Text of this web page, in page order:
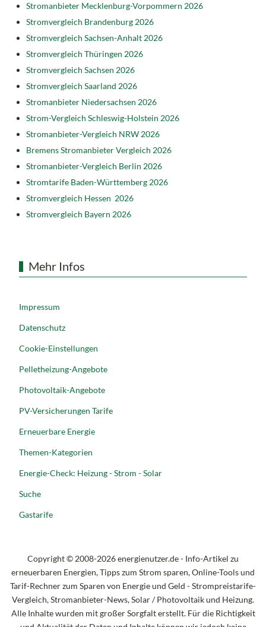
Stromanbieter Mecklenburg-Vorpommern 2026
Stromvergleich Brandenburg 2026
Stromvergleich Sachsen-Anhalt 2026
Stromvergleich Thüringen 2026
Stromvergleich Sachsen 2026
Stromvergleich Saarland 2026
Stromanbieter Niedersachsen 2026
Strom-Vergleich Schleswig-Holstein 2026
Stromanbieter-Vergleich NRW 2026
Bremens Stromanbieter Vergleich 2026
Stromanbieter-Vergleich Berlin 2026
Stromtarife Baden-Württemberg 2026
Stromvergleich Hessen 2026
Stromvergleich Bayern 2026
Mehr Infos
Impressum
Datenschutz
Cookie-Einstellungen
Pelletheizung-Angebote
Photovoltaik-Angebote
PV-Versicherungen Tarife
Erneuerbare Energie
Themen-Kategorien
Energie-Check: Heizung - Strom - Solar
Suche
Gastarife
Copyright © 2008-2026 energienutzer.de - Info-Artikel zu
erneuerbaren Energien, Tipps zum Strom sparen, Online-Tools und
Tarif-Rechner zum Sparen von Energie und Geld - Strompreistarife-
Vergleich, Stromanbieter-News, Solar / Photovoltaik und Heizung.
Alle Inhalte wurden mit großer Sorgfalt erstellt. Für die Richtigkeit